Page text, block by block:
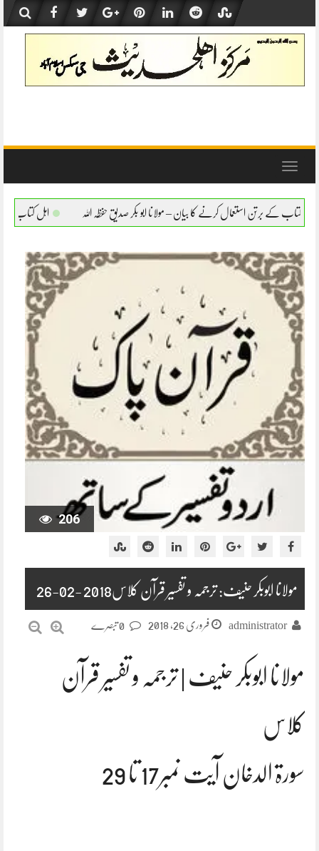
content
Toggle
کا بیان – مولانا ابو بکر صدیق حفظہ اللہ اہل کتاب کے برتن استعمال کرنے کا بیان –
206
مولانا ابوبکر حنیف: ترجمہ و تفسیر قرآن کلاس2018 -02-26
administrator فروری 26, 2018
مولانا ابوبکر حنیف | ترجمہ و تفسیر قرآن
کلاس
سورۃ الدخان آیت نمبر17 تا 29